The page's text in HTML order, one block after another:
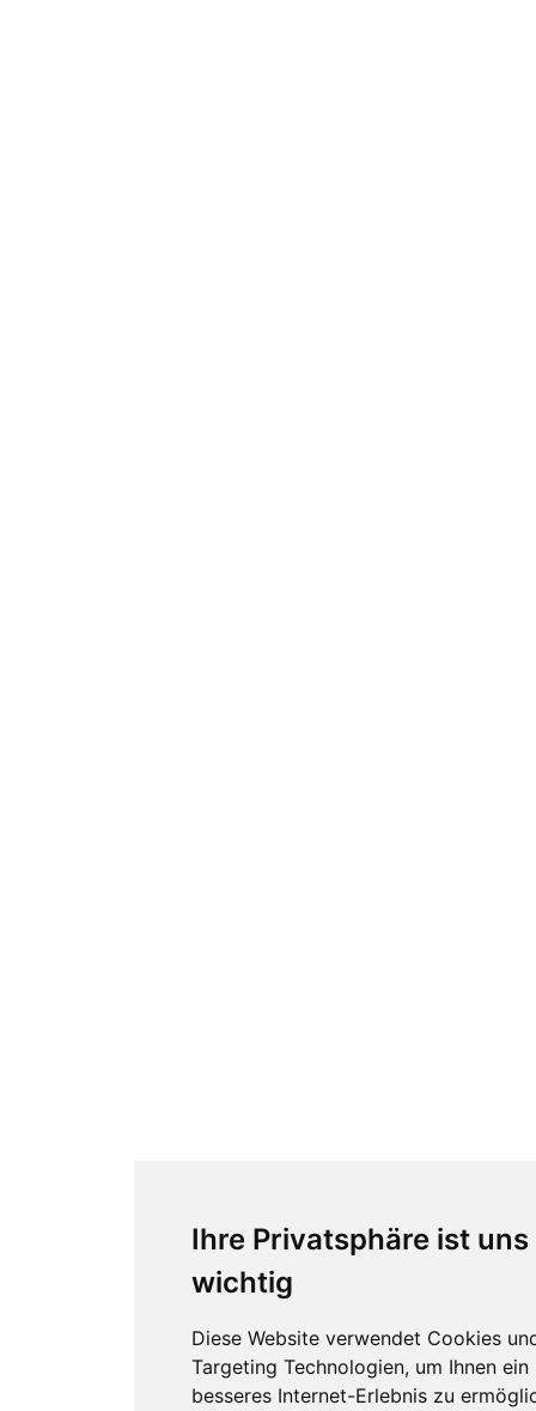
Ihre Privatsphäre ist uns
wichtig
Diese Website verwendet Cookies
Targeting Technologien, um Ihnen ein
besseres Internet-Erlebnis zu